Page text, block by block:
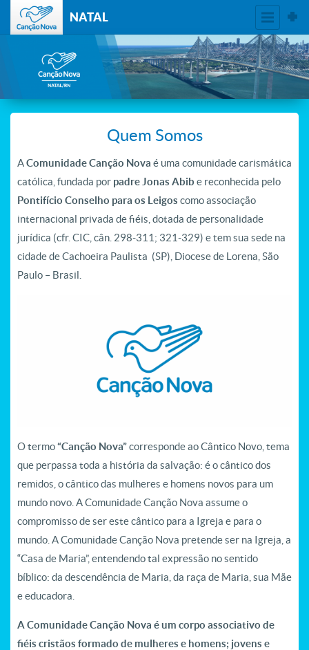
NATAL
Quem Somos
AComunidade Canção Nova é uma comunidade carismática
católica, fundada por padre Jonas Abib e reconhecida pelo
Pontifício Conselho para os Leigos como associação
internacional privada de fiéis, dotada de personalidade
jurídica (cfr. CIC, cân. 298-311; 321-329) e tem sua sede na
cidade de Cachoeira Paulista (SP), Diocese de Lorena, São
Paulo – Brasil.
O termo“Canção Nova”corresponde ao Cântico Novo, tema
que perpassa toda a história da salvação: é o cântico dos
remidos, o cântico das mulheres e homens novos para um
mundo novo. A Comunidade Canção Nova assume o
compromisso de ser este cântico para a Igreja e para o
mundo. A Comunidade Canção Nova pretende ser na Igreja, a
“Casa de Maria”, entendendo tal expressão no sentido
bíblico: da descendência de Maria, da raça de Maria, sua Mãe
e educadora.
A Comunidade Canção Nova é um corpo associativo de
fiéis cristãos formado de mulheres e homens; jovens e